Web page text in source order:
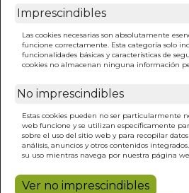
Imprescindibles
Las cookies necesarias son absolutamente
funcione correctamente. Esta categoría solo
funcionalidades básicas y características de
cookies no almacenan ninguna información
No imprescindibles
Estas cookies pueden no ser particularmente
web funcione y se utilizan específicamente
sobre el uso del sitio web y para recopilar
análisis, anuncios y otros contenidos
su uso mientras navega por nuestra página
Ver no imprescindibles
INICIO > LO BASTANTE